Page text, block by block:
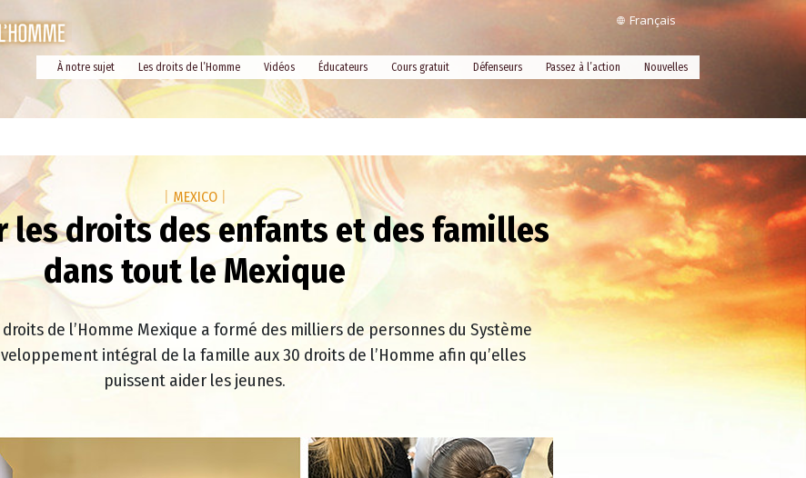
Français
À notre sujet Les droits de l’Homme Vidéos Éducateurs Cours gratuit Défenseurs Passez à l’action Nouvelles
MEXICO
les droits des enfants et des familles
dans tout le Mexique
de l’Homme Mexique a formé des milliers de personnes du Système
intégral de la famille aux 30 droits de l’Homme afin qu’elles
puissent aider les jeunes.